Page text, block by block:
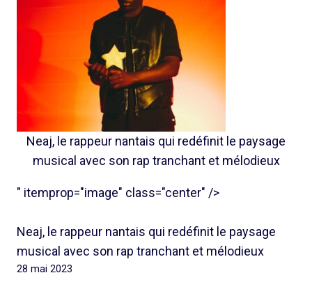
Neaj, le rappeur nantais qui redéfinit le paysage
musical avec son rap tranchant et mélodieux
" itemprop="image" class="center" />
Neaj, le rappeur nantais qui redéfinit le paysage
musical avec son rap tranchant et mélodieux
28 mai 2023